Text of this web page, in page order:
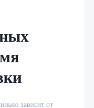
зависит от